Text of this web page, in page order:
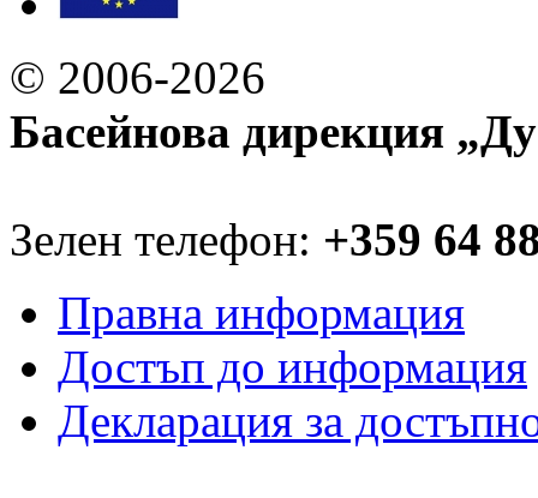
© 2006-2026
Басейнова дирекция
Зелен телефон: +359 64
Правна информация
Достъп до информация
Декларация за